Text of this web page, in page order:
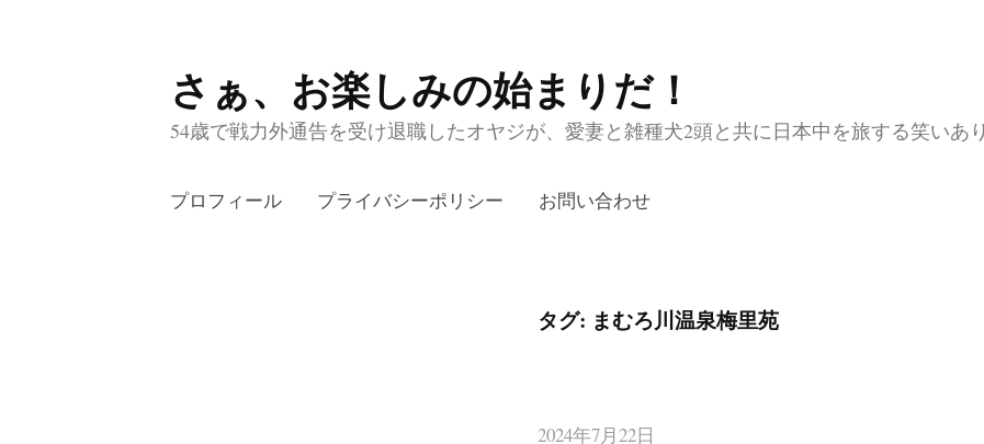
コ
ン
ン
さぁ、お楽しみの始まりだ！
54歳で戦力外通告を受け退職したオヤジが、愛妻と雑種犬2頭と共に日本中を旅する笑いあ
プロフィール プライバシーポリシー お問い合わせ
タグ: まむろ川温泉梅里苑
2024年7月22日